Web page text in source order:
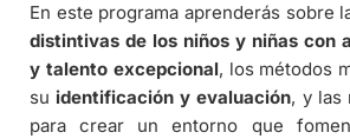
En este programa aprenderás sobre
distintivas de los niños y niñas con
y talento excepcional, los métodos
suidentificación y evaluación, y las
para crear un entorno que